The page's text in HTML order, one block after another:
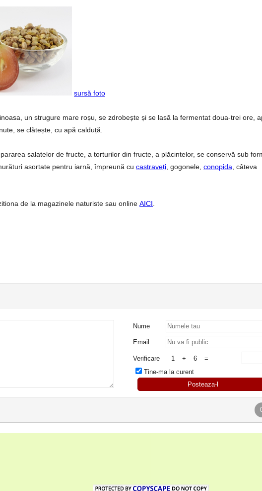
sursă foto
un strugure mare roșu, se zdrobește și se lasă la fermentat doua-trei ore,
se clătește, cu apă calduță.
salatelor de fructe, a torturilor din fructe, a plăcintelor, se conservă sub
asortate pentru iarnă, împreună cu castraveți , gogonele, conopida , câteva
de la magazinele naturiste sau online AICI
Nume
Email
Verificare 1 + 6
=
Tine-ma la curent
Posteaza-l